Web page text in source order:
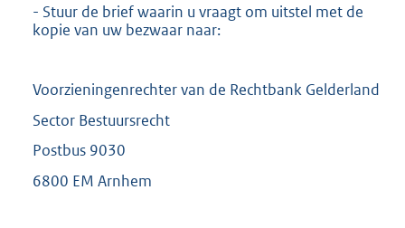
- Stuur de brief waarin u vraagt om uitstel met de
kopie van uw bezwaar naar:
Voorzieningenrechter van de Rechtbank Gelderland
Sector Bestuursrecht
Postbus 9030
6800 EM Arnhem